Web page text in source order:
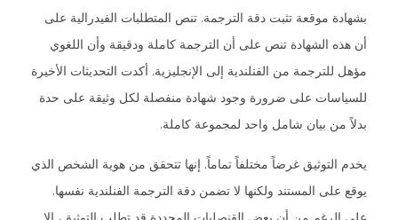
بشهادة موقعة تثبت دقة الترجمة. تنص المتطلبات الفيدرالية على
أن هذه الشهادة تنص على أن الترجمة كاملة ودقيقة وأن اللغوي
مؤهل للترجمة من الفنلندية إلى الإنجليزية. أكدت التحديثات الأخيرة
للسياسات على ضرورة وجود شهادة منفصلة لكل وثيقة على حدة
بدلاً من بيان شامل واحد لمجموعة كاملة.
يخدم التوثيق غرضاً مختلفاً تماماً. إنها تتحقق من هوية الشخص الذي
يوقع على المستند ولكنها لا تضمن دقة الترجمة الفنلندية نفسها.